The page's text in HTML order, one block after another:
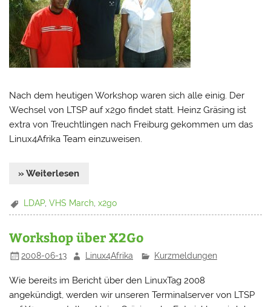
Nach dem heutigen Workshop waren sich alle einig. Der
Wechsel von LTSP auf x2go findet statt. Heinz Gräsing ist
extra von Treuchtlingen nach Freiburg gekommen um das
Linux4Afrika Team einzuweisen.
» Weiterlesen
LDAP,VHS March ,x2go
Workshop über X2Go
2008-06-13 Linux4Afrika Kurzmeldungen
Wie bereits im Bericht über den LinuxTag 2008
angekündigt, werden wir unseren Terminalserver von LTSP